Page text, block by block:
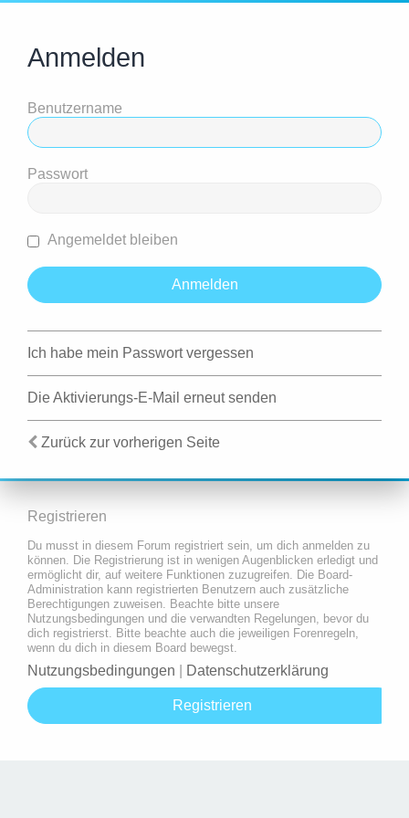
Anmelden
Benutzername
Passwort
Angemeldet bleiben
Ich habe mein Passwort vergessen
Die Aktivierungs-E-Mail erneut senden
Zurück zur vorherigen Seite
Registrieren
Du musst in diesem Forum registriert sein, um dich anmelden zu
können. Die Registrierung ist in wenigen Augenblicken erledigt und
ermöglicht dir, auf weitere Funktionen zuzugreifen. Die Board-
Administration kann registrierten Benutzern auch zusätzliche
Berechtigungen zuweisen. Beachte bitte unsere
Nutzungsbedingungen und die verwandten Regelungen, bevor du
dich registrierst. Bitte beachte auch die jeweiligen Forenregeln,
wenn du dich in diesem Board bewegst.
Nutzungsbedingungen Datenschutzerklärung
Registrieren